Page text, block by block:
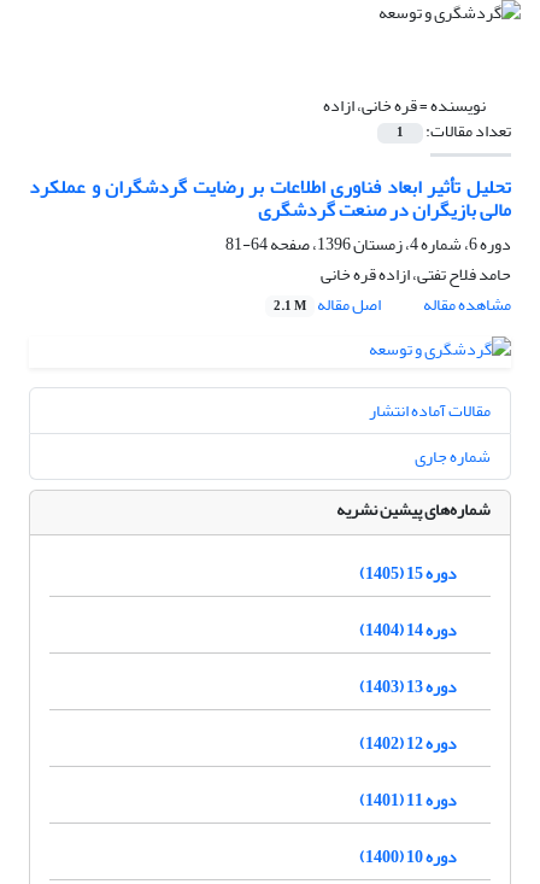
نویسنده =قره خانی، ازاده
تعداد مقالات: 1
تحلیل تأثیر ابعاد فناوری اطلاعات بر رضایت گردشگران و عملکرد
مالی بازیگران در صنعت گردشگری
دوره 6، شماره 4، زمستان 1396، صفحه
64-81
حامد فلاح تفتی، ازاده قره خانی
مشاهده مقاله
اصل مقاله 2.1 M
مقالات آماده انتشار
شماره جاری
شماره‌های پیشین نشریه
دوره 15 (1405)
دوره 14 (1404)
دوره 13 (1403)
دوره 12 (1402)
دوره 11 (1401)
دوره 10 (1400)